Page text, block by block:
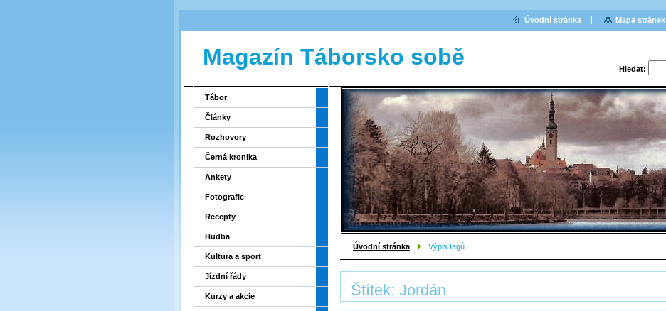
Magazín Táborsko sobě Hledat:
Úvodní stránka Výpis tagů
Štítek: Jordán
Tábor
Články
Rozhovory
Černá kronika
Ankety
Fotografie
Recepty
Hudba
Kultura a sport
Jízdní řády
Kurzy a akcie
Úvodní stránka Mapa stránek